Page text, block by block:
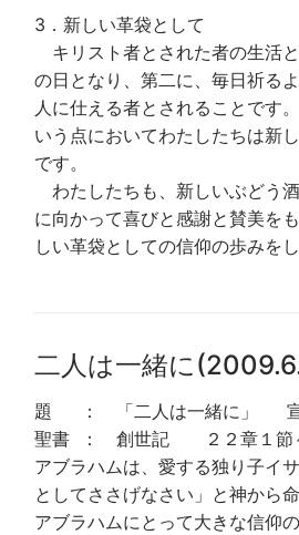
3．新しい革袋として
キリスト者とされた者の生活
の日となり、第二に、毎日祈る
人に仕える者とされることです
いう点においてわたしたちは新
です。
わたしたちも、新しいぶどう
に向かって喜びと感謝と賛美を
しい革袋としての信仰の歩みを
二人は一緒に
題 ： 「二人は一緒に」
聖書 ： 創世記 ２２章１節
アブラハムは、愛する独り子イ
としてささげなさい」と神から
アブラハムにとって大きな信仰